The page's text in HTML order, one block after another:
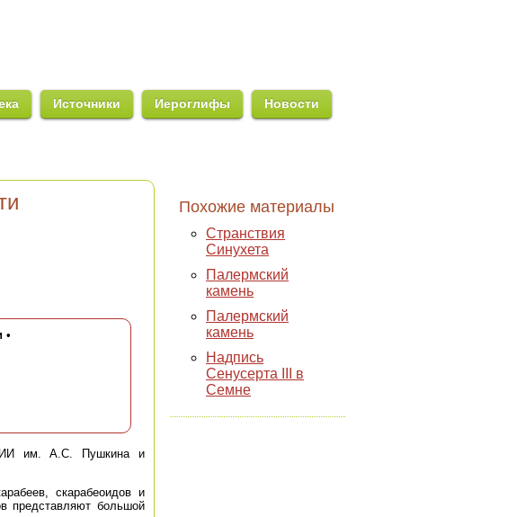
Источники Иероглифы Новости
•
им. А.С. Пушкина и
скарабеоидов и
представляют большой
Похожие материалы
Странствия
Синухета
Палермский
камень
Палермский
камень
Надпись
Сенусерта III в
Семне